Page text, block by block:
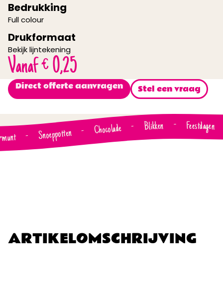
Bedrukking
Full colour
Drukformaat
Bekijk lijntekening
Vanaf€0,25
Direct offerte aanvragen Stel een vraag
- Snoeppotten - Chocolade - Blikken - Feestdagen
ARTIKELOMSCHRIJVING